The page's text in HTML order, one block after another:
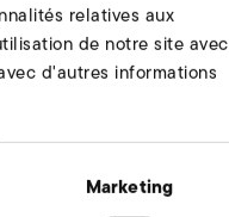
relatives aux
de notre site avec
d'autres informations
Marketing